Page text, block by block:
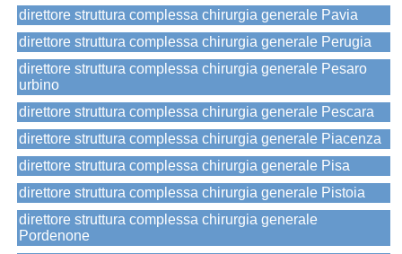
direttore struttura complessa chirurgia generale Pavia
direttore struttura complessa chirurgia generale Perugia
direttore struttura complessa chirurgia generale Pesaro
urbino
direttore struttura complessa chirurgia generale Pescara
direttore struttura complessa chirurgia generale Piacenza
direttore struttura complessa chirurgia generale Pisa
direttore struttura complessa chirurgia generale Pistoia
direttore struttura complessa chirurgia generale
Pordenone